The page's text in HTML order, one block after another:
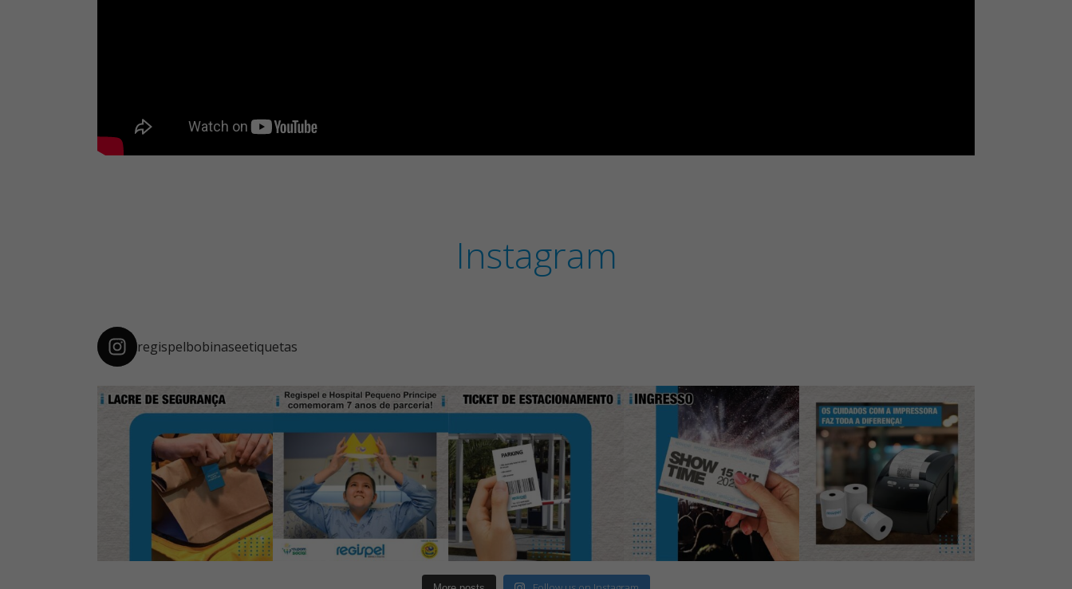
Instagram
regispelbobinaseetiquetas